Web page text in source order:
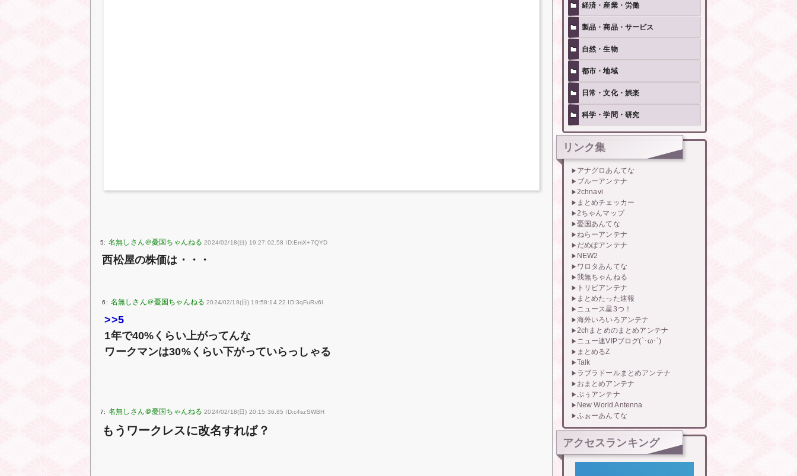
5: 2024/02/18(日) 19:27:02.58 ID:EmX+7QYD
西松屋の株価は・・・
6: 2024/02/18(日) 19:58:14.22 ID:3qFuRv6I
>>5
1年で40%くらい上がってんな
ワークマンは30%くらい下がっていらっしゃる
7: 2024/02/18(日) 20:15:36.85 ID:c4szSWBH
もうワークレスに改名すれば？
経済・産業・労働
製品・商品・サービス
自然・生物
都市・地域
日常・文化・娯楽
科学・学問・研究
リンク集
アナグロあんてな
ブルーアンテナ
2chnavi
まとめチェッカー
2ちゃんマップ
憂国あんてな
ねらーアンテナ
だめぽアンテナ
NEW2
ワロタあんてな
我無ちゃんねる
トリビアンテナ
まとめたった速報
ニュース星3つ！
海外いろいろアンテナ
2chまとめのまとめアンテナ
ニュー速VIPブログ(`･ω･´)
まとめるZ
Talk
ラブラドールまとめアンテナ
おまとめアンテナ
ぷぅアンテナ
New World Antenna
ふぉーあんてな
アクセスランキング